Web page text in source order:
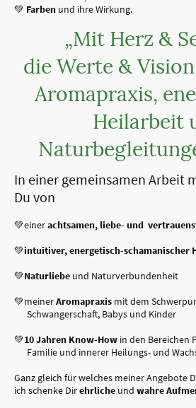
💚 Farben und ihre Wirkung.
„Mit Herz &
die Werte &
Aromapraxis,
Heilarbeit
In einer gemeinsamen Arbeit
Du von
💚einerachtsamen, liebe- und
💚intuitiver, energetisch-schamanischer
💚Naturliebe und Naturverbundenheit
💚meinerAromapraxis mit dem
Schwangerschaft, Babys und Kinder
💚10 Jahren Know-How in den Bereichen
Familie und innerer Heilungs- und
Ganz gleich für welches meiner Angebote
ich schenke Direhrliche und wahre